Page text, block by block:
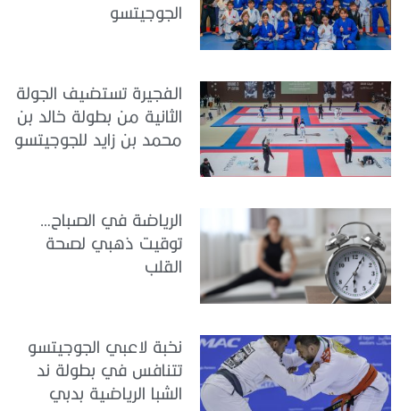
الجوجيتسو
الفجيرة تستضيف الجولة
الثانية من بطولة خالد بن
محمد بن زايد للجوجيتسو
الرياضة في الصباح…
توقيت ذهبي لصحة
القلب
نخبة لاعبي الجوجيتسو
تتنافس في بطولة ند
الشبا الرياضية بدبي